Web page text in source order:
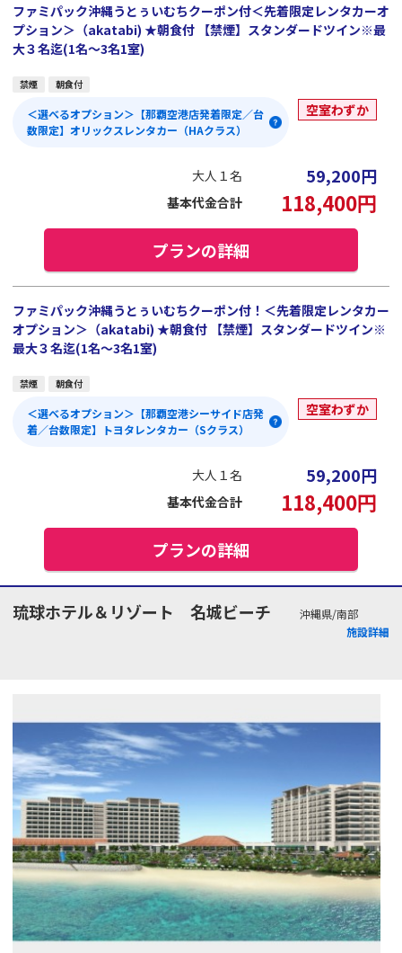
ファミパック沖縄うとぅいむちクーポン付＜先着限定レンタカーオ
プション＞（akatabi) ★朝食付 【禁煙】スタンダードツイン※最
大３名迄(1名～3名1室)
禁煙 朝食付
＜選べるオプション＞【那覇空港店発着限定／台
数限定】オリックスレンタカー（HAクラス）
空室わずか
大人１名 59,200円
基本代金合計 118,400円
プランの詳細
ファミパック沖縄うとぅいむちクーポン付！＜先着限定レンタカー
オプション＞（akatabi) ★朝食付 【禁煙】スタンダードツイン※
最大３名迄(1名～3名1室)
禁煙 朝食付
＜選べるオプション＞【那覇空港シーサイド店発
着／台数限定】トヨタレンタカー（Sクラス）
空室わずか
大人１名 59,200円
基本代金合計 118,400円
プランの詳細
琉球ホテル＆リゾート 名城ビーチ
沖縄県/南部
施設詳細